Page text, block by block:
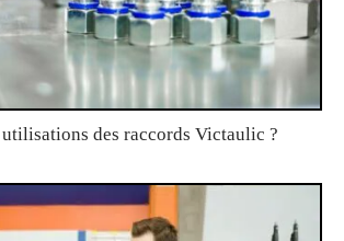
des raccords Victaulic ?